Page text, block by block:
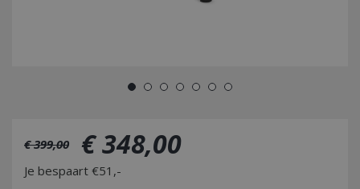
€ 399,00 €348,00
Je bespaart €51,-